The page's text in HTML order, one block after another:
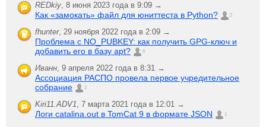
REDkiy, 8 июня 2023 года в 9:09 →
Как «замокать» файл для юниттеста в Python? 2
fhunter, 29 ноября 2022 года в 2:09 →
Проблема с NO_PUBKEY: как получить GPG-ключ и
добавить его в базу apt?
6
Иванн, 9 апреля 2022 года в 8:31 →
Ассоциация РАСПО провела первое учредительное
собрание
1
Kiri11.ADV1, 7 марта 2021 года в 12:01 →
Логи catalina.out в TomCat 9 в формате JSON 1